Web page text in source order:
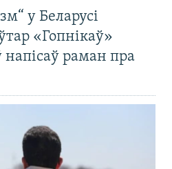
у Беларусі
«Гопнікаў»
напісаў раман пра